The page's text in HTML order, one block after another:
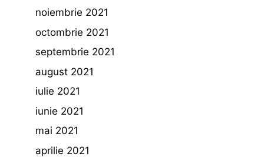
noiembrie 2021
octombrie 2021
septembrie 2021
august 2021
iulie 2021
iunie 2021
mai 2021
aprilie 2021